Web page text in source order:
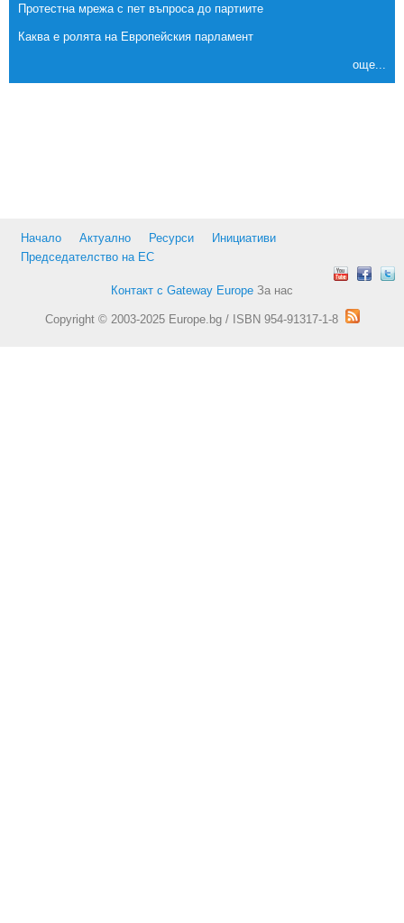
Протестна мрежа с пет въпроса до партиите
Каква е ролята на Европейския парламент
още...
Начало Актуално Ресурси
Инициативи
Председателство на ЕС
Контакт с Gateway Europe За нас
Copyright © 2003-2025 Europe.bg / ISBN 954-91317-1-8